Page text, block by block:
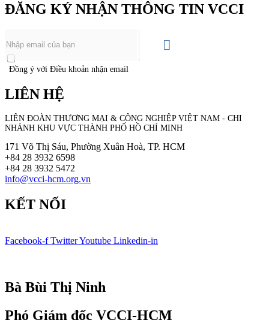
ĐĂNG KÝ NHẬN THÔNG TIN VCCI
Đồng ý với Điều khoản nhận email
LIÊN HỆ
LIÊN ĐOÀN THƯƠNG MẠI & CÔNG NGHIỆPVIỆT NAM - CHI
NHÁNH KHU VỰC THÀNH PHỐ HỒ CHÍ MINH
171 Võ Thị Sáu, Phường Xuân Hoà, TP. HCM
+84 28 3932 6598
+84 28 3932 5472
info@vcci-hcm.org.vn
KẾT NỐI
Facebook-f TwitterYoutube Linkedin-in
Bà Bùi Thị Ninh
Phó Giám đốc VCCI-HCM